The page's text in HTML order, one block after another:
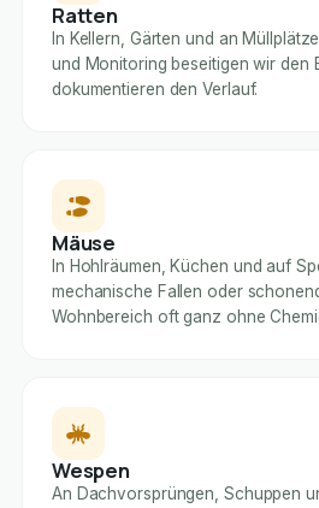
Ratten
In Kellern, Gärten und an
und Monitoring beseitigen wir den
dokumentieren den Verlauf.
Mäuse
In Hohlräumen, Küchen und auf
mechanische Fallen oder
Wohnbereich oft ganz ohne
Wespen
An Dachvorsprüngen, Schuppen